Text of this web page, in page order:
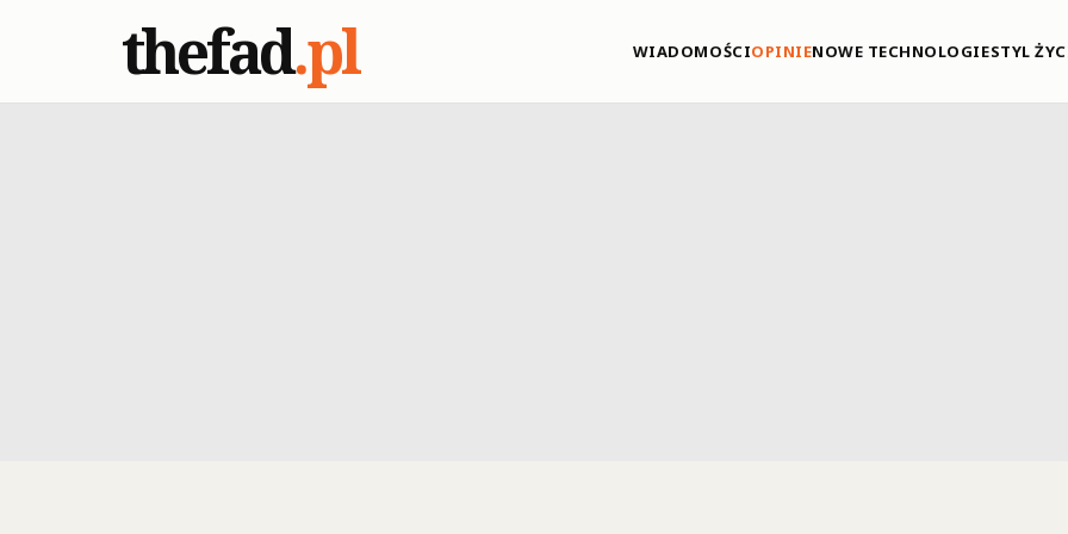
thefad.pl WIADOMOŚCIOPINIENOWE TECHNOLOGIESTYL